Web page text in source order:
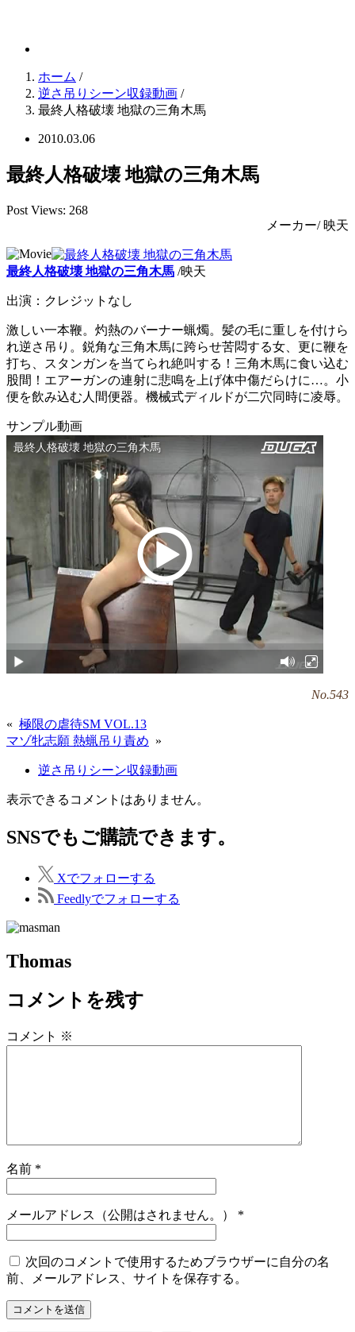
ホーム /
逆さ吊りシーン収録動画 /
最終人格破壊 地獄の三角木馬
2010.03.06
最終人格破壊 地獄の三角木馬
Post Views: 268
メーカー/ 映天
最終人格破壊 地獄の三角木馬 /映天
出演：クレジットなし
激しい一本鞭。灼熱のバーナー蝋燭。髪の毛に重しを付けら
れ逆さ吊り。鋭角な三角木馬に跨らせ苦悶する女、更に鞭を
打ち、スタンガンを当てられ絶叫する！三角木馬に食い込む
股間！エアーガンの連射に悲鳴を上げ体中傷だらけに…。小
便を飲み込む人間便器。機械式ディルドが二穴同時に凌辱。
サンプル動画
No.543
« 極限の虐待SM VOL.13
マゾ牝志願 熱蝋吊り責め »
逆さ吊りシーン収録動画
表示できるコメントはありません。
SNSでもご購読できます。
Xでフォローする
Feedlyでフォローする
Thomas
コメントを残す
コメント ※
名前 *
メールアドレス（公開はされません。） *
次回のコメントで使用するためブラウザーに自分の名
前、メールアドレス、サイトを保存する。